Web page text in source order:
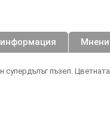
пъзел.